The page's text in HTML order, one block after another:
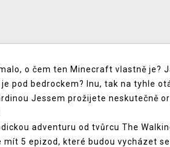
o čem ten Minecraft vlastně je?
je pod bedrockem? Inu, tak na tyhle
Jessem prožijete neskutečně
adventuru od tvůrcu The
mít 5 epizod, které budou vycházet